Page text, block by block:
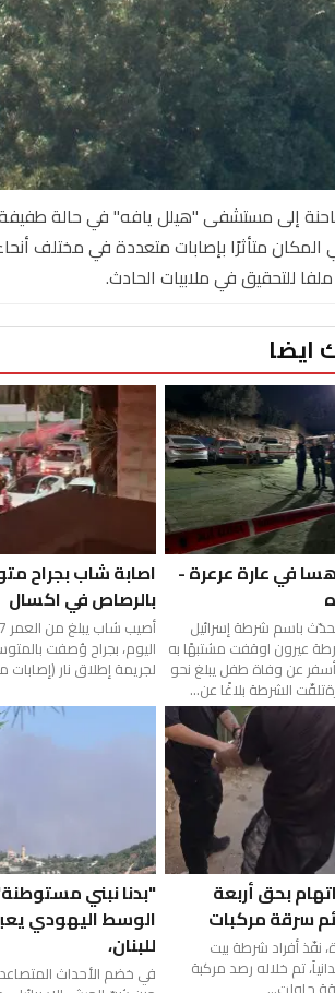
إلى مستشفى "هيلل يافه" في حالة
متأثرًا بإصابات متعددة في مختلف
للتحقيق في ملابيات الحادث.
ايضا
في عارة عرعرة -
باسم شرطة إسرائيل
عيرون اوقفت مشتبهًا به
عن وفاة طفل يبلغ نحو
اصابة شاب بجراح
بالرصاص في اكسال
اليوم، بجراح وُصفت
لجريمة إطلاق نار (إصابات
بحق أربعة
سرقة مركبات
نفّذ أفراد شرطة بيت
تم خلاله رصد مركبة
"بدنا نبني
الوسط اليهودي
للبنان،
في خضم الأحداث